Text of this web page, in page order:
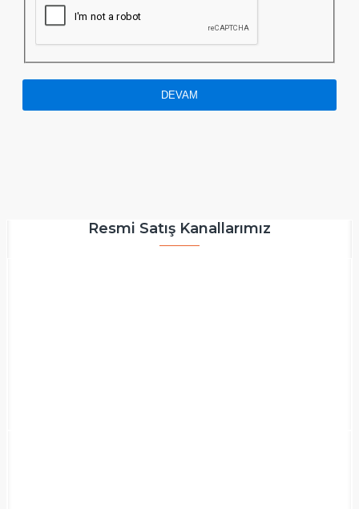
DEVAM
Resmi Satış Kanallarımız